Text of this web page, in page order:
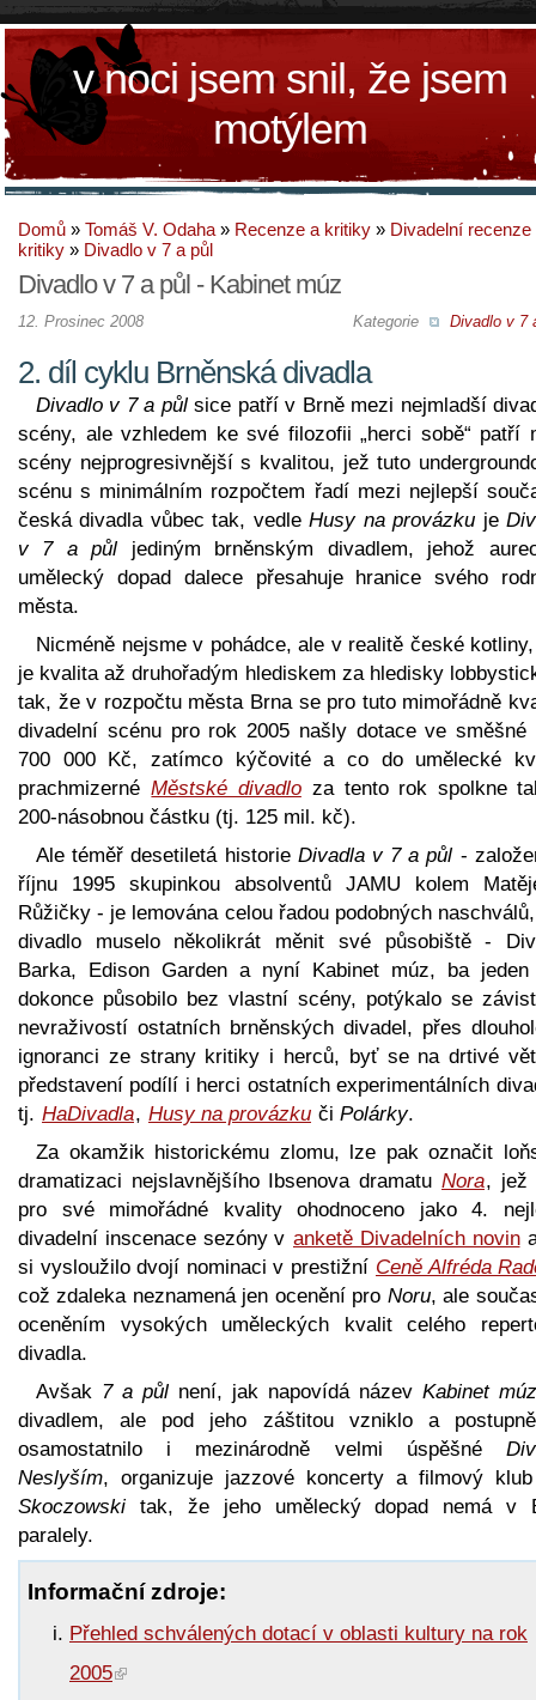
v noci jsem snil, že jsem
motýlem
Domů » Tomáš V. Odaha » Recenze a kritiky » Divadelní recenze
kritiky » Divadlo v 7 a půl
Divadlo v 7 a půl - Kabinet múz
Kategorie Divadlo v 7
12. Prosinec 2008
2. díl cyklu Brněnská divadla
Divadlo v 7 a půlsice patří v Brně mezi nejmladší
scény, ale vzhledem ke své filozofii „herci sobě“ patří
scény nejprogresivnější s kvalitou, jež tuto
scénu s minimálním rozpočtem řadí mezi nejlepší
česká divadla vůbec tak, vedleHusy na provázku je
v 7 a půl jediným brněnským divadlem, jehož
umělecký dopad dalece přesahuje hranice svého
města.
Nicméně nejsme v pohádce, ale v realitě české
je kvalita až druhořadým hlediskem za hledisky
tak, že v rozpočtu města Brna se pro tuto mimořádně
divadelní scénu pro rok 2005 našly dotace ve směšné
700 000 Kč, zatímco kýčovité a co do umělecké
prachmizerné Městské divadlo za tento rok spolkne
200-násobnou částku (tj. 125 mil. kč).
Ale téměř desetiletá historie Divadla v 7 a půl -
říjnu 1995 skupinkou absolventů JAMU kolem
Růžičky - je lemována celou řadou podobných
divadlo muselo několikrát měnit své působiště -
Barka, Edison Garden a nyní Kabinet múz, ba
dokonce působilo bez vlastní scény, potýkalo se
nevraživostí ostatních brněnských divadel, přes
ignoranci ze strany kritiky i herců, byť se na drtivé
představení podílí i herci ostatních experimentálních
tj. HaDivadla, Husy na provázku či Polárky.
Za okamžik historickému zlomu, lze pak označit
dramatizaci nejslavnějšího Ibsenova dramatu Nora, jež
pro své mimořádné kvality ohodnoceno jako 4.
divadelní inscenace sezóny v anketě Divadelních novin
si vysloužilo dvojí nominaci v prestižní Ceně Alfréda
což zdaleka neznamená jen ocenění pro Noru, ale
oceněním vysokých uměleckých kvalit celého
divadla.
Avšak 7 a půl není, jak napovídá název Kabinet múz
divadlem, ale pod jeho záštitou vzniklo a
osamostatnilo i mezinárodně velmi úspěšné
Neslyším, organizuje jazzové koncerty a filmový
Skoczowski tak, že jeho umělecký dopad nemá v
paralely.
Informační zdroje:
Přehled schválených dotací v oblasti kultury na rok
2005